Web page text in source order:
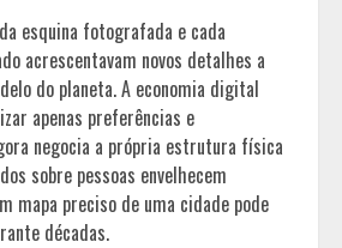
esquina fotografada e cada
acrescentavam novos detalhes a
do planeta. A economia digital
apenas preferências e
negocia a própria estrutura física
sobre pessoas envelhecem
mapa preciso de uma cidade pode
décadas.